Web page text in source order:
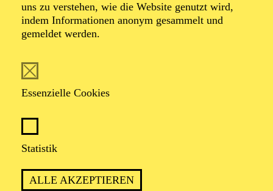
uns zu verstehen, wie die Website genutzt wird,
indem Informationen anonym gesammelt und
gemeldet werden.
Essenzielle Cookies
Statistik
ALLE AKZEPTIEREN
Foto: Akademie Musiktheater Heute / Deutsche Bank
Stiftung
Leitende Dramaturgin
Patricia Knebel, geboren und aufgewachsen in Essen,
studierte Musikwissenschaft und